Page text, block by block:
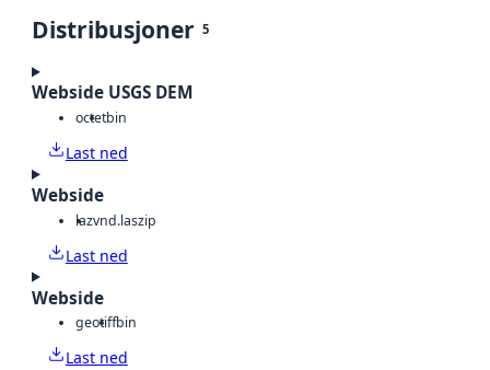
Distribusjoner 5
Webside USGS DEM
octetbin
Last ned
Webside
lazvnd.laszip
Last ned
Webside
geotiffbin
Last ned